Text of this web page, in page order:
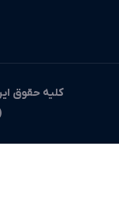
کلیه حقوق